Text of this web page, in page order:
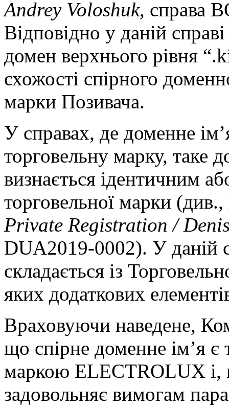
Andrey Voloshuk, справа
Відповідно у даній
домен верхнього рівня
схожості спірного
марки Позивача.
У справах, де доменне
торговельну марку, таке
визнається ідентичним
торговельної марки
Private Registration /
DUA2019-0002). У даній
складається із
яких додаткових
Враховуючи наведене,
що спірне доменне ім’я
маркою ELECTROLUX і,
задовольняє вимогам